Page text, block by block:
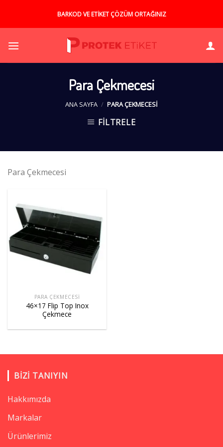
content
BARKOD VE ETİKET ÇÖZÜM ORTAĞINIZ
Para Çekmecesi
ANA SAYFA / PARA ÇEKMECESI
FILTRELE
Para Çekmecesi
PARA ÇEKMECESI
46×17 Flip Top Inox
Çekmece
BIZI TANIYIN
Hakkımızda
Markalar
Ürünlerimiz